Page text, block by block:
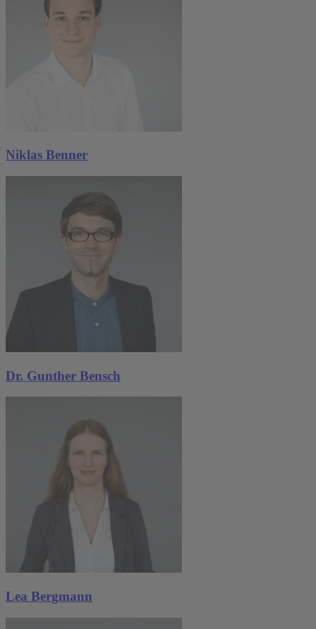
Niklas Benner
Dr. Gunther Bensch
Lea Bergmann